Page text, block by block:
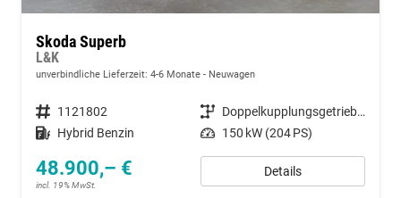
Skoda Superb
L&K
unverbindliche Lieferzeit: 4-6 Monate Neuwagen
Fahrzeugnummer 1121802 Getriebe
Doppelkupplungsgetriebe (DSG)
Kraftstoff Hybrid Benzin Leistung 150 kW (204 PS)
48.900,– €
incl. 19% MwSt.
Details